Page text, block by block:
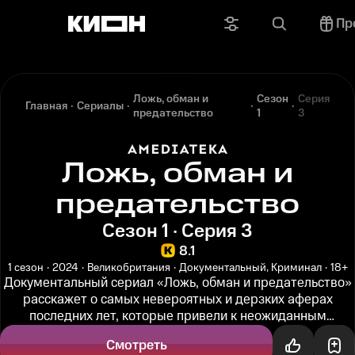
Главная Сериалы Ложь, обман и
предательство
Сезон
1
Серия
3
Ложь, обман и
предательство
Сезон 1 · Серия 3
8.1
1 сезон 2024 Великобритания Документальный, Криминал 18+
Документальный сериал «Ложь, обман и предательство»
расскажет о самых невероятных и дерзких аферах
последних лет, которые привели к неожиданным
последствиям. Преступники были...
Смотреть